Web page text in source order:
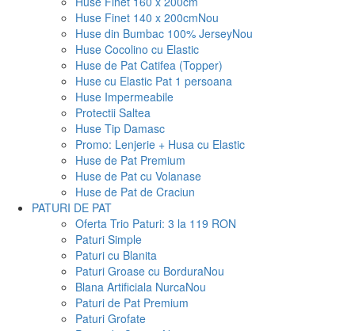
Huse Finet 140 x 200cmNou
Huse din Bumbac 100% JerseyNou
Huse Cocolino cu Elastic
Huse de Pat Catifea (Topper)
Huse cu Elastic Pat 1 persoana
Huse Impermeabile
Protectii Saltea
Huse Tip Damasc
Promo: Lenjerie + Husa cu Elastic
Huse de Pat Premium
Huse de Pat cu Volanase
Huse de Pat de Craciun
PATURI DE PAT
Oferta Trio Paturi: 3 la 119 RON
Paturi Simple
Paturi cu Blanita
Paturi Groase cu BorduraNou
Blana Artificiala NurcaNou
Paturi de Pat Premium
Paturi Grofate